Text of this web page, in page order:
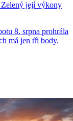
Zelený její výkony
8. srpna prohrála
má jen tři body.